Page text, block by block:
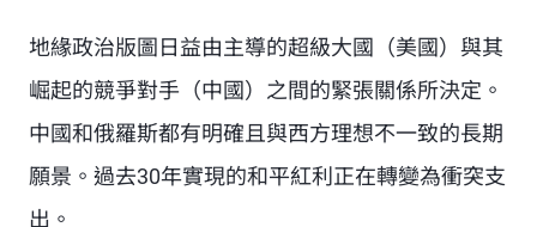
地緣政治版圖日益由主導的超級大國（美國）與其
崛起的競爭對手（中國）之間的緊張關係所決定。
中國和俄羅斯都有明確且與西方理想不一致的長期
願景。過去30年實現的和平紅利正在轉變為衝突支
出。